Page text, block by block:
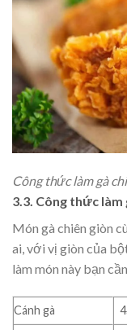
Công thức làm gà
3.3. Công thức làm
Món gà chiên giòn
ai, với vị giòn của
làm món này bạn
Cánh gà